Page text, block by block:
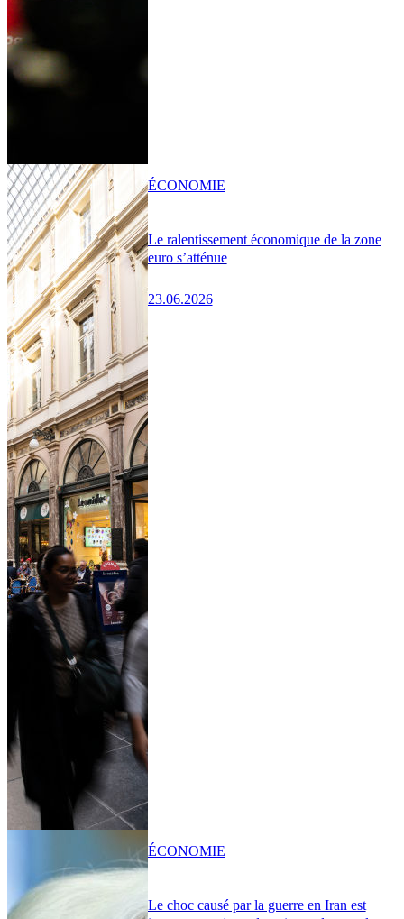
Le ralentissement économique de la zone
euro s’atténue
23.06.2026
ÉCONOMIE
Le choc causé par la guerre en Iran est
ÉCONOMIE